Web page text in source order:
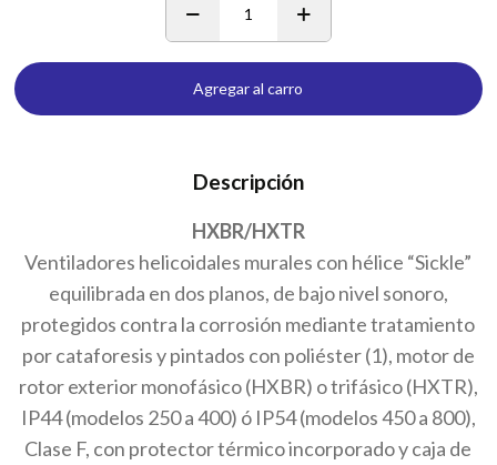
1
Agregar al carro
Descripción
HXBR/HXTR
Ventiladores helicoidales murales con hélice “Sickle”
equilibrada en dos planos, de bajo nivel sonoro,
protegidos contra la corrosión mediante tratamiento
por cataforesis y pintados con poliéster (1), motor de
rotor exterior monofásico (HXBR) o trifásico (HXTR),
IP44 (modelos 250 a 400) ó IP54 (modelos 450 a 800),
Clase F, con protector térmico incorporado y caja de